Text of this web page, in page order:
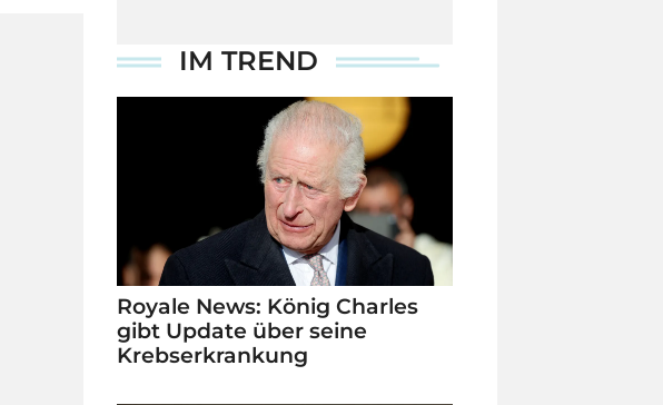
IM TREND
Royale News: König Charles
gibt Update über seine
Krebserkrankung